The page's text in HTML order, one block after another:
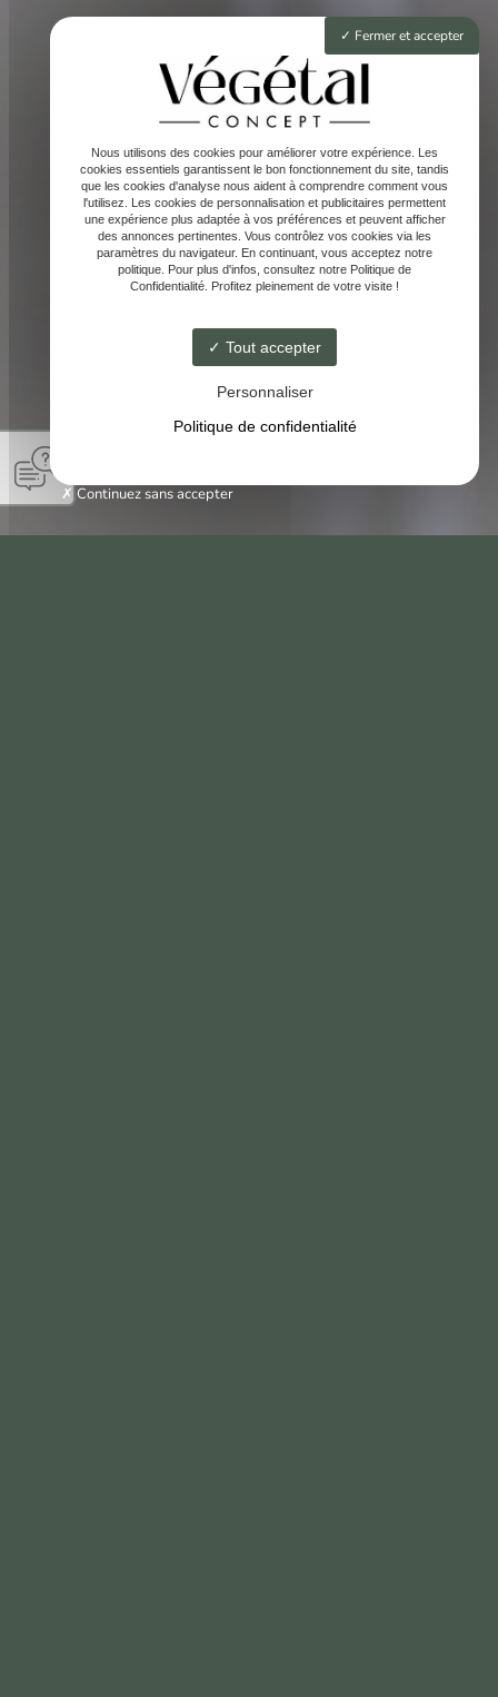
Fermer et accepter
Nous utilisons des cookies pour améliorer votre expérience. Les
cookies essentiels garantissent le bon fonctionnement du site, tandis
que les cookies d'analyse nous aident à comprendre comment vous
l'utilisez. Les cookies de personnalisation et publicitaires permettent
une expérience plus adaptée à vos préférences et peuvent afficher
des annonces pertinentes. Vous contrôlez vos cookies via les
paramètres du navigateur. En continuant, vous acceptez notre
politique. Pour plus d'infos, consultez notre Politique de
Confidentialité. Profitez pleinement de votre visite !
Tout accepter
Personnaliser
Politique de confidentialité
Continuez sans accepter